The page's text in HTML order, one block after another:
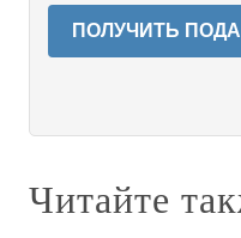
ПОЛУЧИТЬ
Читайте